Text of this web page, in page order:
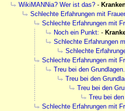
WikiMANNia? Wer ist das? -
Schlechte Erfahrungen mit
Schlechte Erfahrungen mit
Noch ein Punkt: -
Schlechte Erfahrungen
Schlechte
Schlechte Erfahrungen mit
Treu bei den Grundlagen.
Treu bei den
Treu bei den
Treu bei
Schlechte Erfahrungen mit